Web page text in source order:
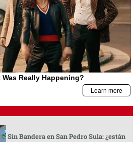
Sin Bandera en San Pedro Sula: ¿están